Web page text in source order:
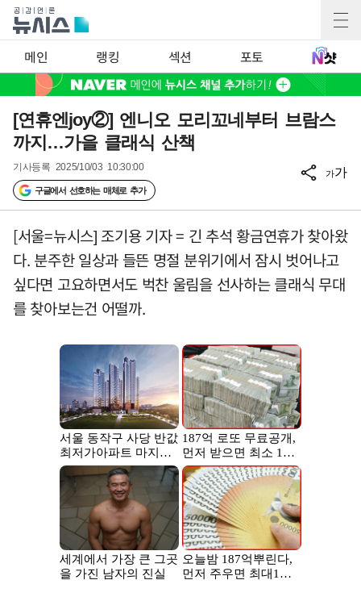
메인 랭킹 섹션 포토
[연휴엔joy②] 엔니오 모리꼬네부터 브람스
까지…가을 클래식 산책
기사등록 2025/10/03 10:30:00
구글에서 선호하는 매체로 추가
가가
[서울=뉴시스] 조기용 기자 = 긴 추석 황금연휴가 찾아왔
다. 분주한 일상과 들뜬 명절 분위기에서 잠시 벗어나고
싶다면 고요하면서도 벅찬 울림을 선사하는 클래식 무대
를 찾아보는건 어떨까.